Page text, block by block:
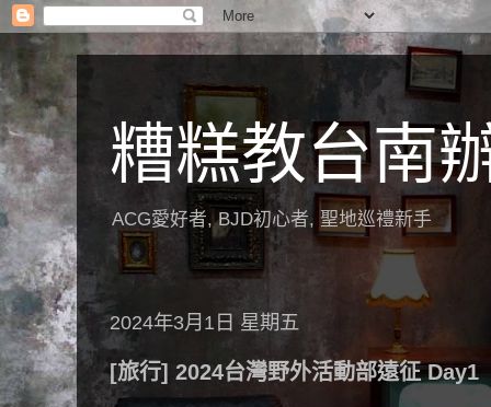
糟糕教台南
ACG愛好者, BJD初心者, 聖地巡禮新手
2024年3月1日 星期五
[旅行] 2024台灣野外活動部遠征 Day1